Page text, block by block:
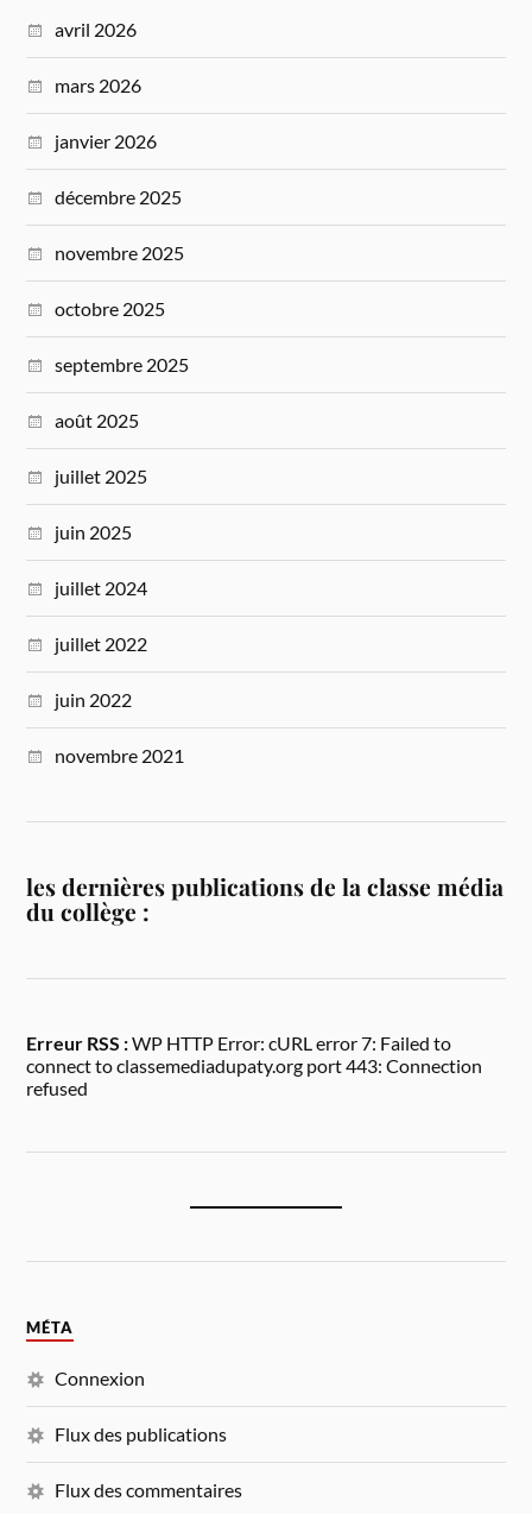
avril 2026
mars 2026
janvier 2026
décembre 2025
novembre 2025
octobre 2025
septembre 2025
août 2025
juillet 2025
juin 2025
juillet 2024
juillet 2022
juin 2022
novembre 2021
les dernières publications de la classe média
du collège :
Erreur RSS :WP HTTP Error: cURL error 7: Failed to
connect to classemediadupaty.org port 443: Connection
refused
MÉTA
Connexion
Flux des publications
Flux des commentaires